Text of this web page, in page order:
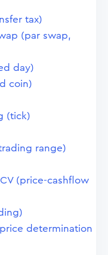
tax)
(par swap,
day)
coin)
(tick)
range)
(price-cashflow
determination